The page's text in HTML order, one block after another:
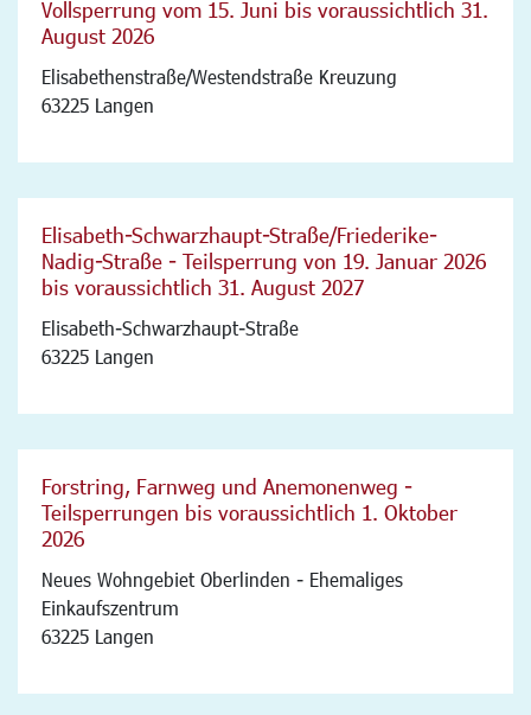
Vollsperrung vom 15. Juni bis voraussichtlich 31.
August 2026
Elisabethenstraße/Westendstraße Kreuzung
63225 Langen
Elisabeth-Schwarzhaupt-Straße/Friederike-
Nadig-Straße - Teilsperrung von 19. Januar 2026
bis voraussichtlich 31. August 2027
Elisabeth-Schwarzhaupt-Straße
63225 Langen
Forstring, Farnweg und Anemonenweg -
Teilsperrungen bis voraussichtlich 1. Oktober
2026
Neues Wohngebiet Oberlinden - Ehemaliges
Einkaufszentrum
63225 Langen